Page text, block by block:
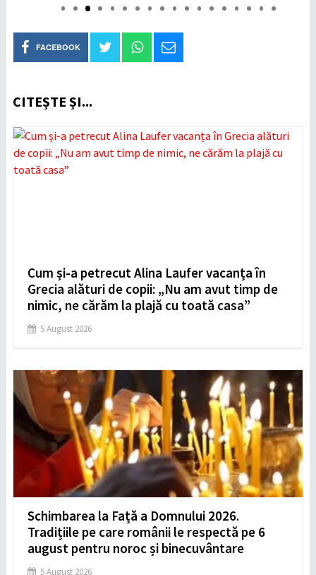
FACEBOOK
CITEȘTE ȘI...
Cum și-a petrecut Alina Laufer vacanța în
Grecia alături de copii: „Nu am avut timp de
nimic, ne cărăm la plajă cu toată casa”
5 August 2026
Schimbarea la Față a Domnului 2026.
Tradițiile pe care românii le respectă pe 6
august pentru noroc și binecuvântare
5 August 2026